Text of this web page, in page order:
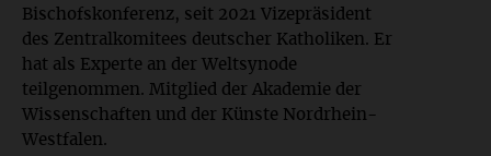
Bischofskonferenz, seit 2021 Vizepräsident
des Zentralkomitees deutscher Katholiken. Er
hat als Experte an der Weltsynode
teilgenommen. Mitglied der Akademie der
Wissenschaften und der Künste Nordrhein-
Westfalen.